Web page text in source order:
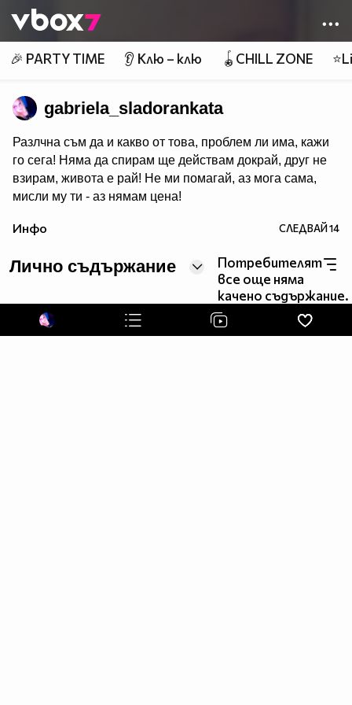
👾
🎉 PARTY TIME 👂 Клю – клю 🪀CHILL ZONE
gabriela_sladorankata
Разлчна съм да и какво от това, проблем ли има, кажи
го сега! Няма да спирам ще действам докрай, друг не
взирам, живота е рай! Не ми помагай, аз мога сама,
мисли му ти - аз нямам цена!
Инфо СЛЕДВАЙ14
Лично съдържание
Потребителят
все още няма
качено съдържание.